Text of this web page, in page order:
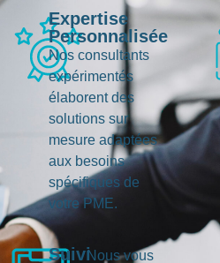
Expertise
Personnalisée
Nos consultants
expérimentés
élaborent des
solutions sur
mesure adaptées
aux besoins
spécifiques de
votre PME.
SuiviNous vous